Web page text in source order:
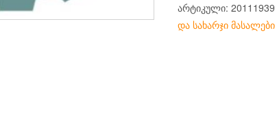
არტიკული: 20111939
და სახარჯი მასალები